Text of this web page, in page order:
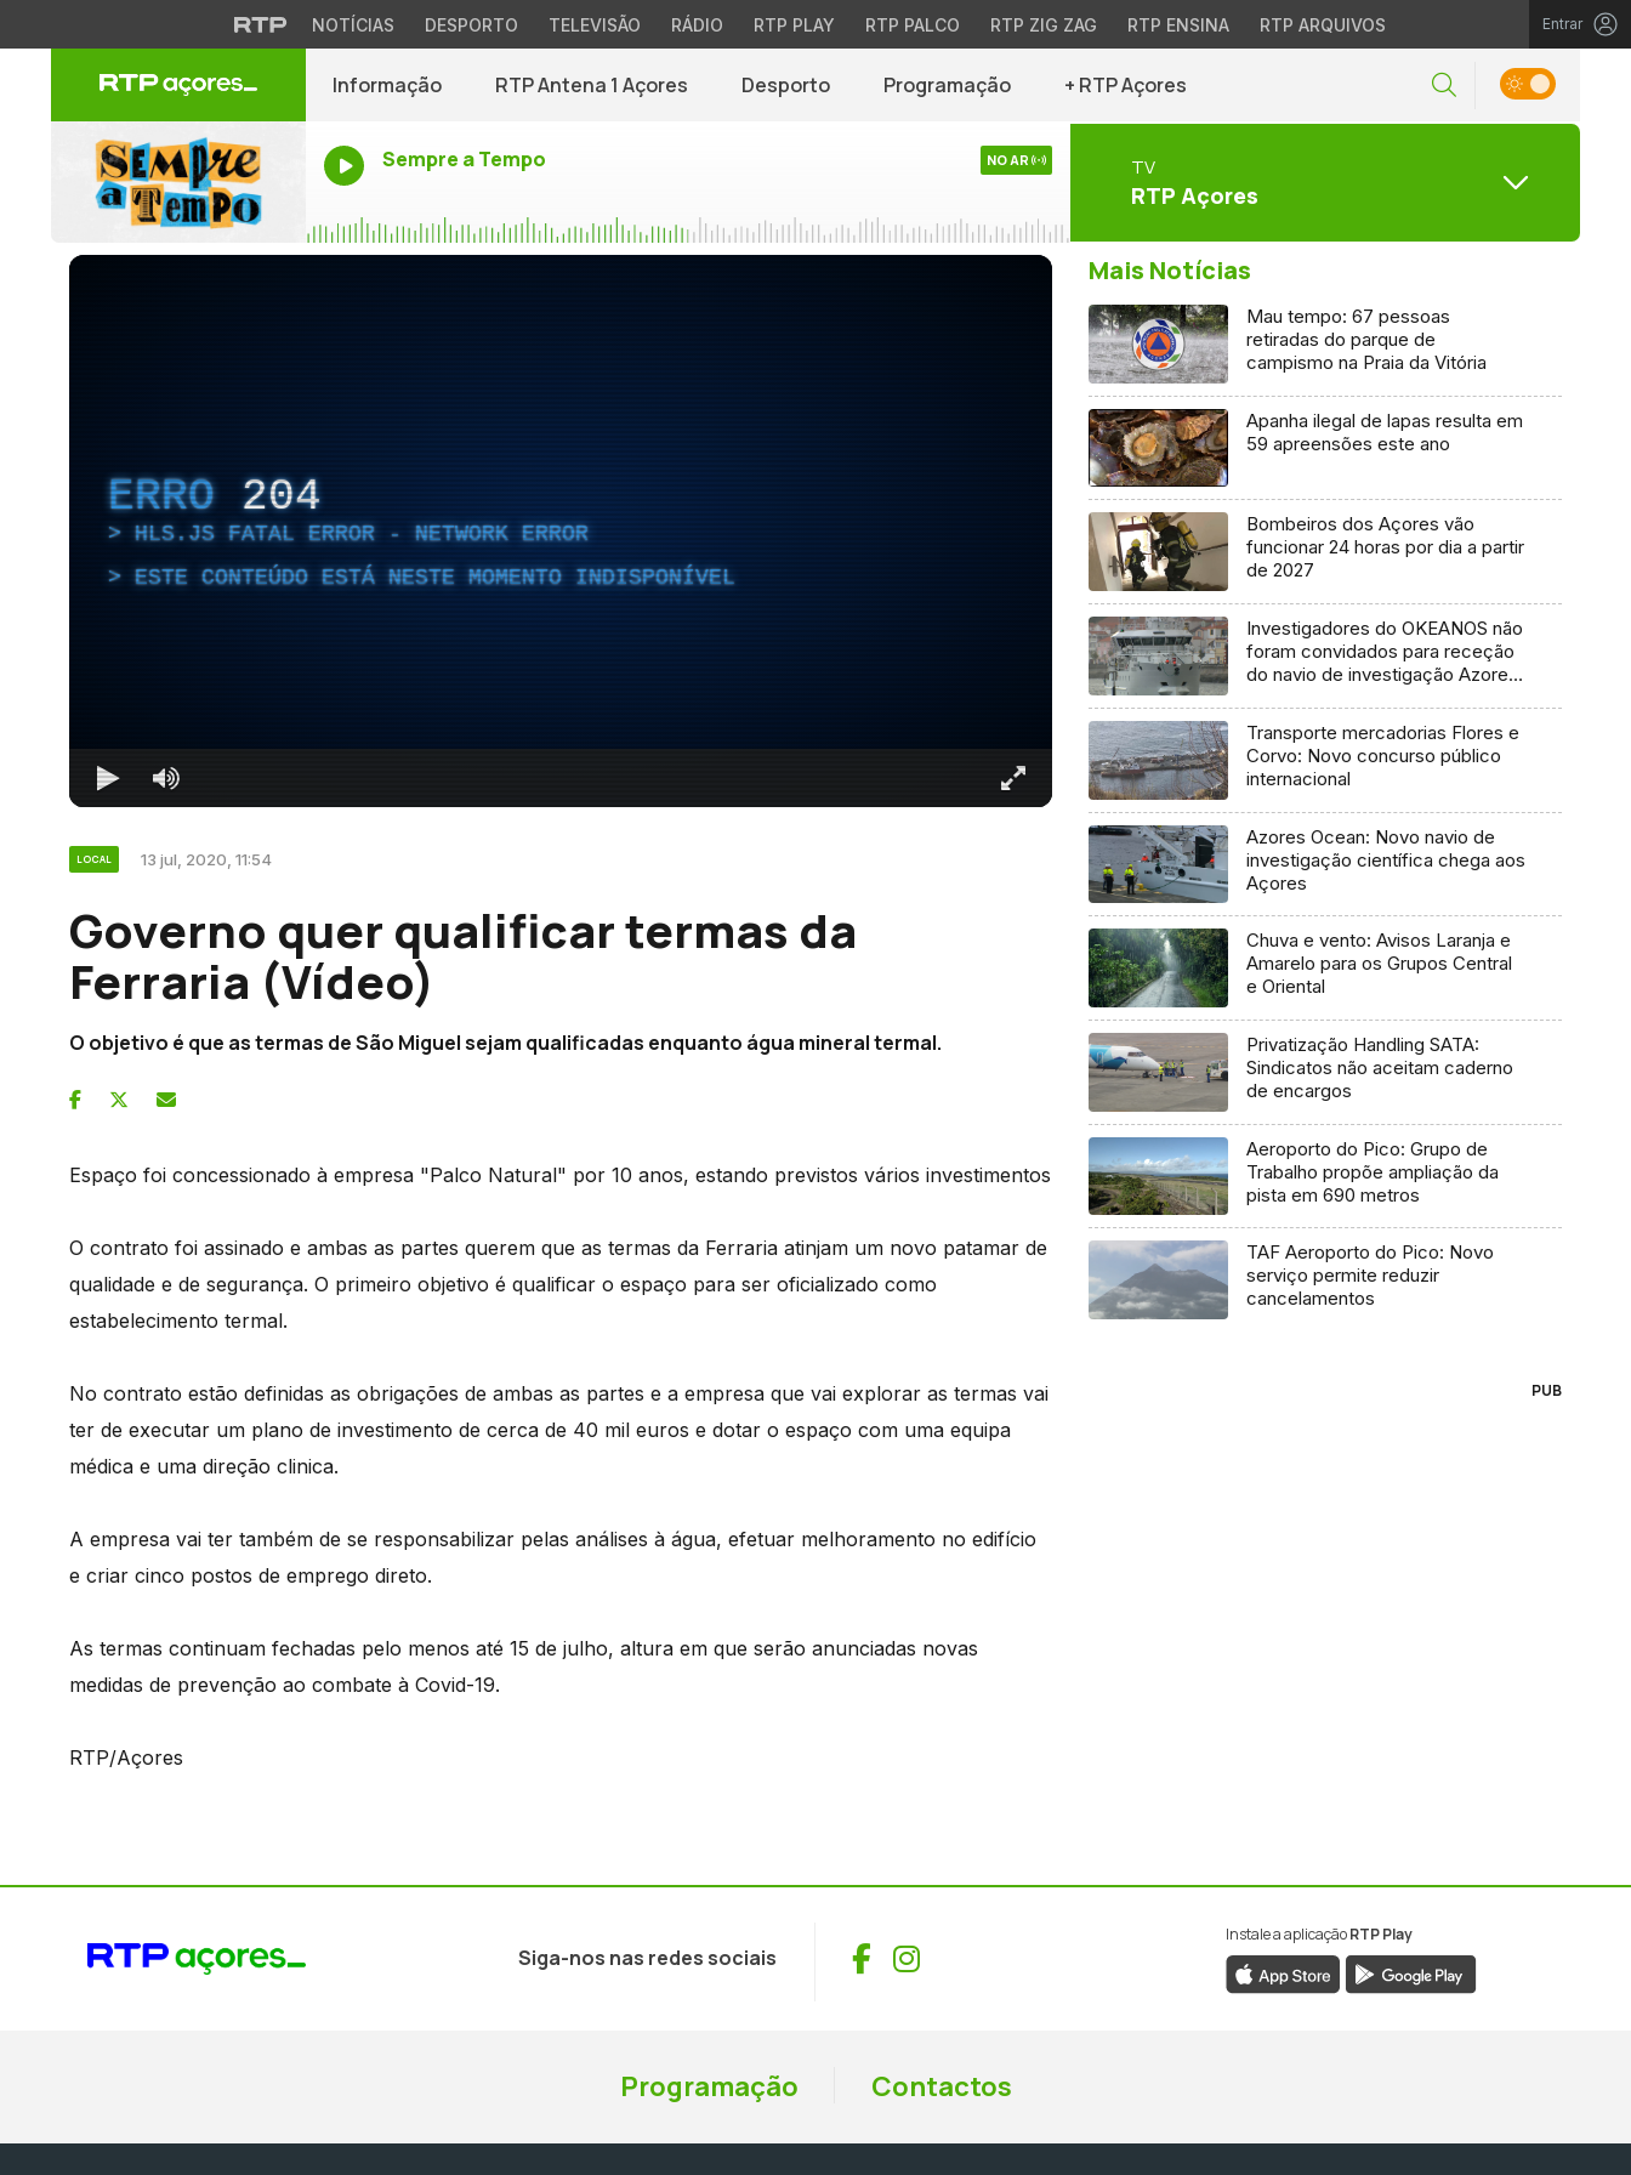
NOTÍCIAS DESPORTO TELEVISÃO RÁDIO RTP PLAY RTP PALCO RTP ZIG ZAG RTP ENSINA RTP ARQUIVOS Entrar
Informação RTP Antena 1 Açores Desporto Programação + RTP Açores
Sempre a Tempo NO AR TV
RTP Açores
ERRO 204
HLS.JS FATAL ERROR - NETWORK ERROR
ESTE CONTEÚDO ESTÁ NESTE MOMENTO INDISPONÍVEL
LOCAL 13 jul, 2020, 11:54
Governo quer qualificar termas da
Ferraria (Vídeo)
O objetivo é que as termas de São Miguel sejam qualificadas enquanto água mineral termal.
Espaço foi concessionado à empresa "Palco Natural" por 10 anos, estando previstos vários investimentos
O contrato foi assinado e ambas as partes querem que as termas da Ferraria atinjam um novo patamar de
qualidade e de segurança. O primeiro objetivo é qualificar o espaço para ser oficializado como
estabelecimento termal.
No contrato estão definidas as obrigações de ambas as partes e a empresa que vai explorar as termas vai
ter de executar um plano de investimento de cerca de 40 mil euros e dotar o espaço com uma equipa
médica e uma direção clinica.
A empresa vai ter também de se responsabilizar pelas análises à água, efetuar melhoramento no edifício
e criar cinco postos de emprego direto.
As termas continuam fechadas pelo menos até 15 de julho, altura em que serão anunciadas novas
medidas de prevenção ao combate à Covid-19.
RTP/Açores
Mais Notícias
Mau tempo: 67 pessoas
retiradas do parque de
campismo na Praia da Vitória
Apanha ilegal de lapas resulta em
59 apreensões este ano
Bombeiros dos Açores vão
funcionar 24 horas por dia a partir
de 2027
Investigadores do OKEANOS não
foram convidados para receção
do navio de investigação Azores
Transporte mercadorias Flores e
Corvo: Novo concurso público
internacional
Azores Ocean: Novo navio de
investigação científica chega aos
Açores
Chuva e vento: Avisos Laranja e
Amarelo para os Grupos Central
e Oriental
Privatização Handling SATA:
Sindicatos não aceitam caderno
de encargos
Aeroporto do Pico: Grupo de
Trabalho propõe ampliação da
pista em 690 metros
TAF Aeroporto do Pico: Novo
serviço permite reduzir
cancelamentos
PUB
Siga-nos nas redes sociais Facebook
Instagram
Instale a aplicaçãoRTP Play
Programação Contactos